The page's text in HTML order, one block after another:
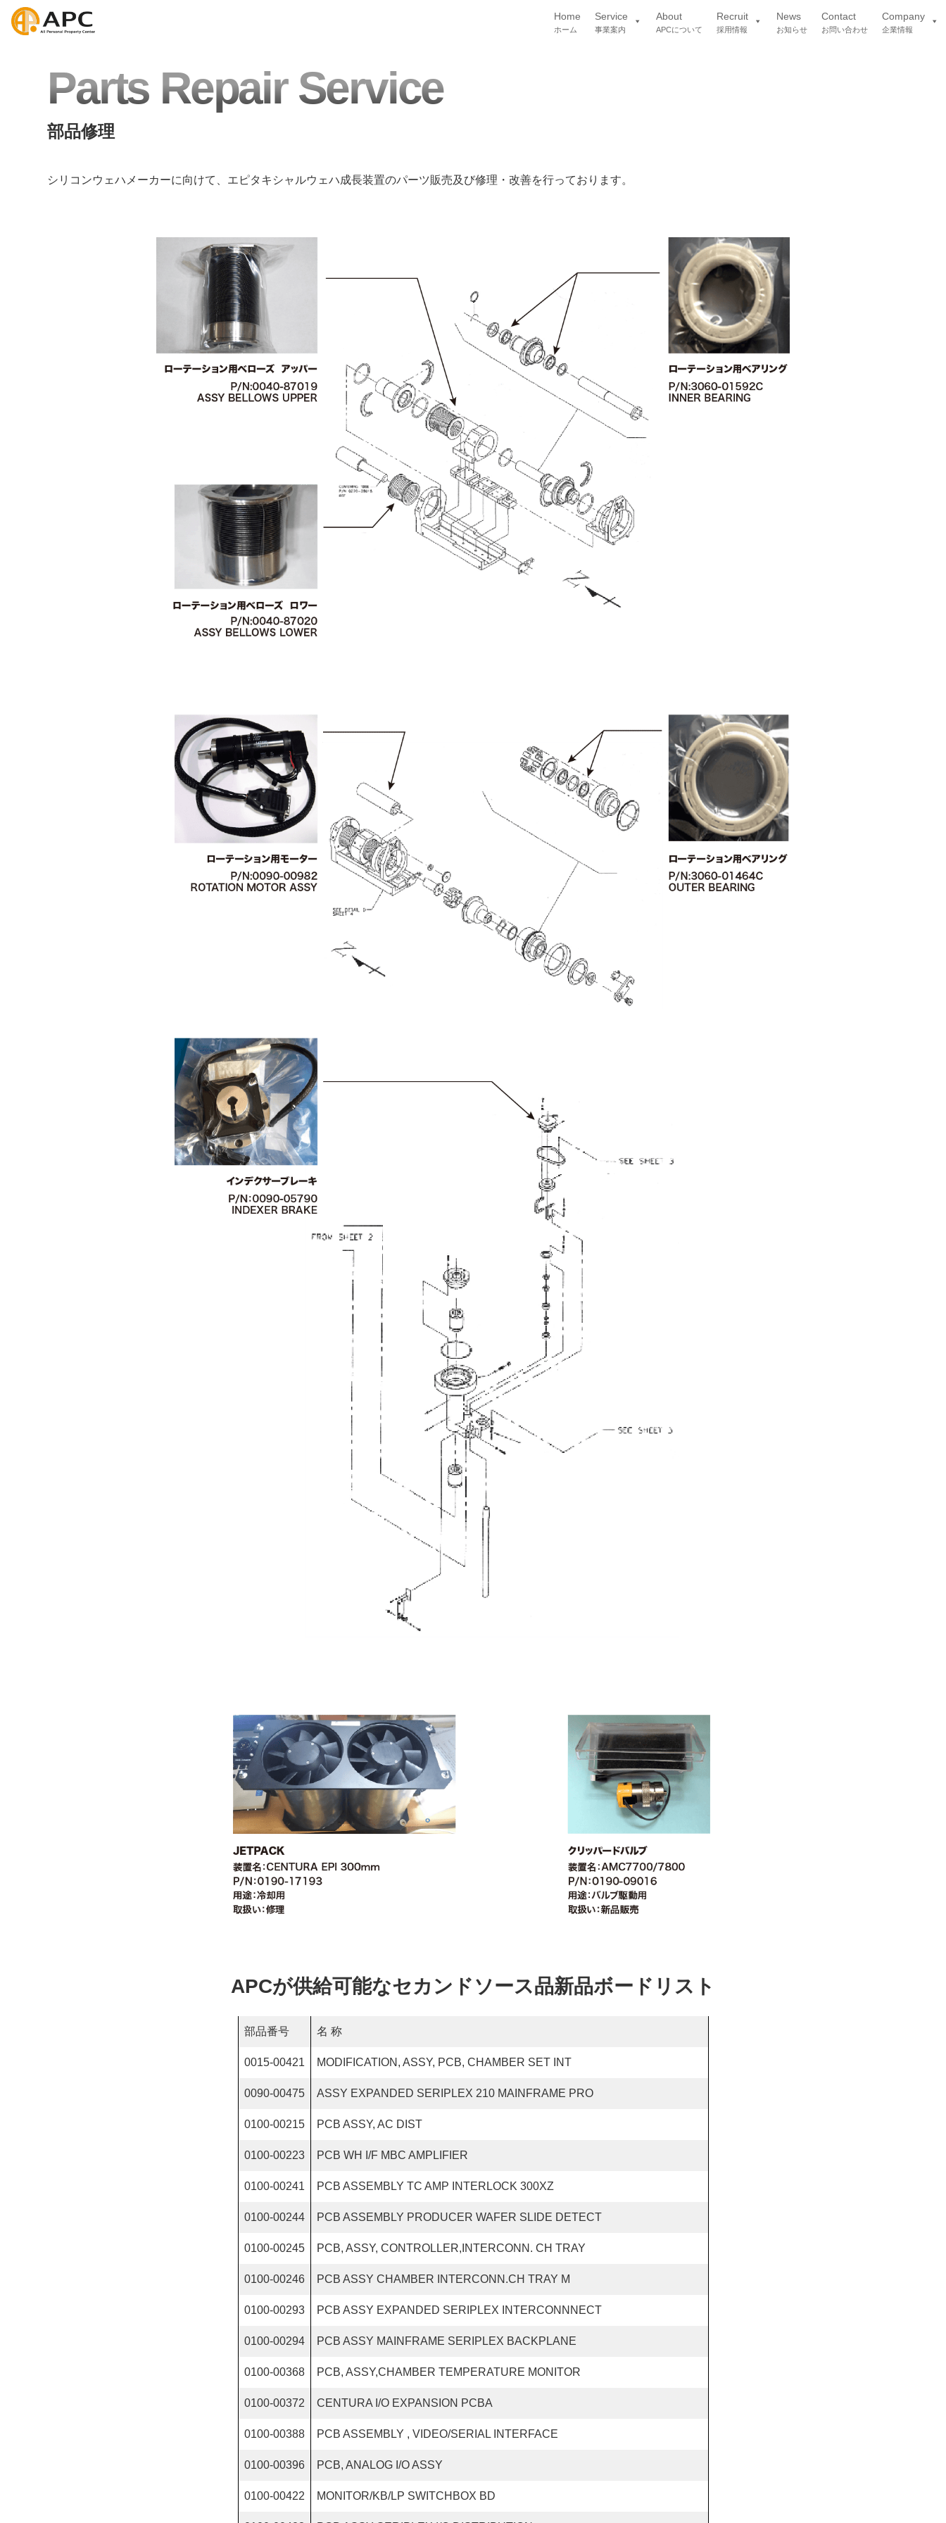
Home
ホーム
Service
事業案内
About
APCについて
Recruit
採用情報
News
お知らせ
Contact
お問い合わせ
Company
企業情報
Parts Repair Service
部品修理
シリコンウェハメーカーに向けて、エピタキシャルウェハ成長装置のパーツ販売及び修理・改善を行っております。
APCが供給可能なセカンドソース品新品ボードリスト
部品番号 名 称
0015-00421 MODIFICATION, ASSY, PCB, CHAMBER SET INT
0090-00475 ASSY EXPANDED SERIPLEX 210 MAINFRAME PRO
0100-00215 PCB ASSY, AC DIST
0100-00223 PCB WH I/F MBC AMPLIFIER
0100-00241 PCB ASSEMBLY TC AMP INTERLOCK 300XZ
0100-00244 PCB ASSEMBLY PRODUCER WAFER SLIDE DETECT
0100-00245 PCB, ASSY, CONTROLLER,INTERCONN. CH TRAY
0100-00246 PCB ASSY CHAMBER INTERCONN.CH TRAY M
0100-00293 PCB ASSY EXPANDED SERIPLEX INTERCONNNECT
0100-00294 PCB ASSY MAINFRAME SERIPLEX BACKPLANE
0100-00368 PCB, ASSY,CHAMBER TEMPERATURE MONITOR
0100-00372 CENTURA I/O EXPANSION PCBA
0100-00388 PCB ASSEMBLY , VIDEO/SERIAL INTERFACE
0100-00396 PCB, ANALOG I/O ASSY
0100-00422 MONITOR/KB/LP SWITCHBOX BD